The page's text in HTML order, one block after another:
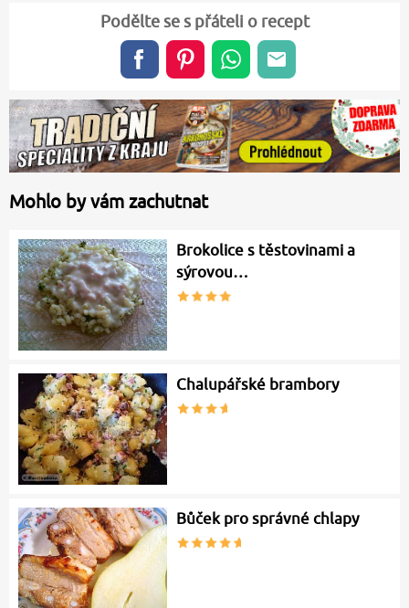
Podělte se s přáteli o recept
Mohlo by vám zachutnat
Brokolice s těstovinami a
sýrovou…
Chalupářské brambory
Bůček pro správné chlapy